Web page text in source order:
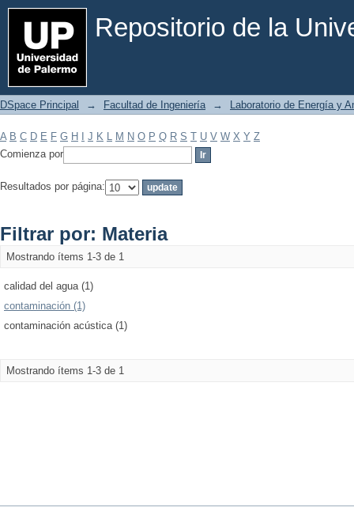
Repositorio de la
Filtrar por: Materia
DSpace Principal → Facultad de Ingeniería → Laboratorio de Energía y
A B C D E F G H J K L M N O P Q R S T U V W X Y Z
Comienza por
Resultados por página:
Filtrar por: Materia
Mostrando ítems 1-3 de 1
calidad del agua (1)
contaminación (1)
contaminación acústica (1)
Mostrando ítems 1-3 de 1